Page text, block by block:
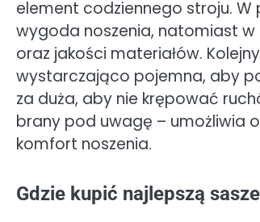
element codziennego stroju.
wygoda noszenia, natomiast
oraz jakości materiałów.
wystarczająco pojemna, aby
za duża, aby nie krępować
brany pod uwagę – umożliwia
komfort noszenia.
Gdzie kupić najlepszą